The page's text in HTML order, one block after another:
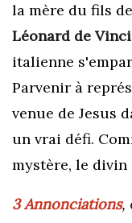
la mère du fils
Léonard de Vinci
italienne
Parvenir à
venue de Jesus
un vrai défi.
mystère, le divin
3 Annonciations,